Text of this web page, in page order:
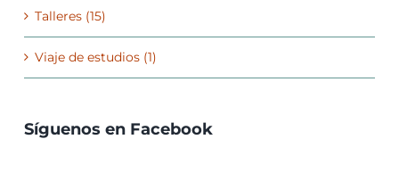
Talleres (15)
Viaje de estudios (1)
Síguenos en Facebook